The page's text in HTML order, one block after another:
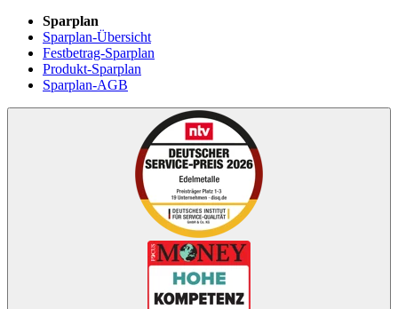
Sparplan
Sparplan-Übersicht
Festbetrag-Sparplan
Produkt-Sparplan
Sparplan-AGB